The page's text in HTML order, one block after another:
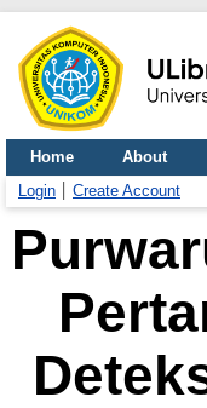
Home About
Login
Create Account